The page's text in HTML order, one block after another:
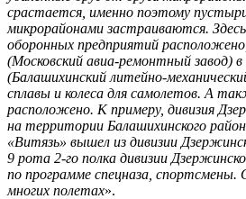
срастается, именно поэтому
микрорайонами застраиваются.
оборонных предприятий
(Московский авиа-ремонтный завод)
(Балашихинский литейно-
сплавы и колеса для самолетов. А
расположено. К примеру, дивизия
на территории Балашихинского
«Витязь» вышел из дивизии
9 рота 2-го полка дивизии
по программе спецназа, спортсмены.
многих полетах».